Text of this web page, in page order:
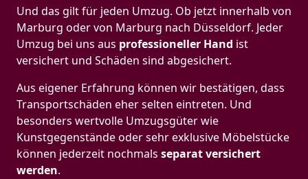
Und das gilt für jeden Umzug. Ob jetzt innerhalb von
Marburg oder von Marburg nach Düsseldorf. Jeder
Umzug bei uns aus professioneller Hand ist
versichert und Schäden sind abgesichert.
Aus eigener Erfahrung können wir bestätigen, dass
Transportschäden eher selten eintreten. Und
besonders wertvolle Umzugsgüter wie
Kunstgegenstände oder sehr exklusive Möbelstücke
können jederzeit nochmals separat versichert
werden.